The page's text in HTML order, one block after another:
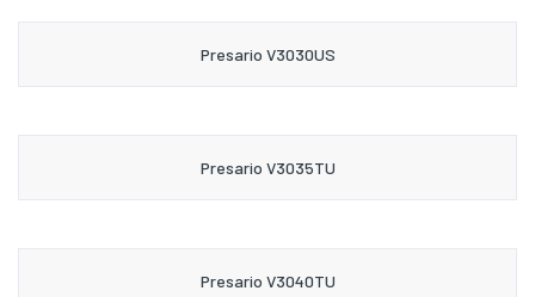
Presario V3030US
Presario V3035TU
Presario V3040TU